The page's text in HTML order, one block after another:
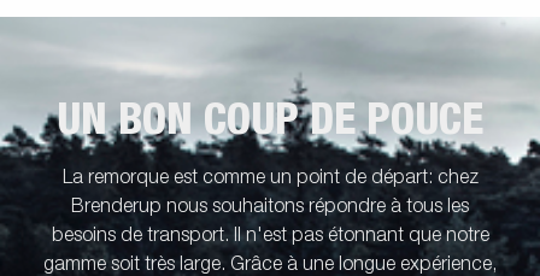
UN BON COUP DE POUCE
La remorque est comme un point de départ: chez
Brenderup nous souhaitons répondre à tous les
besoins de transport. Il n'est pas étonnant que notre
gamme soit très large. Grâce à une longue expérience,